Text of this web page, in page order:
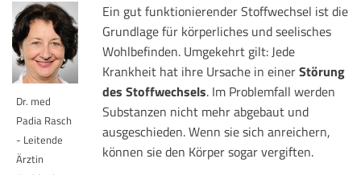
Dr. med
Padia Rasch
- Leitende
Ärztin
Ein gut funktionierender Stoffwechsel ist die
Grundlage für körperliches und seelisches
Wohlbefinden. Umgekehrt gilt: Jede
Krankheit hat ihre Ursache in einerStörung
des Stoffwechsels. Im Problemfall werden
Substanzen nicht mehr abgebaut und
ausgeschieden. Wenn sie sich anreichern,
können sie den Körper sogar vergiften.